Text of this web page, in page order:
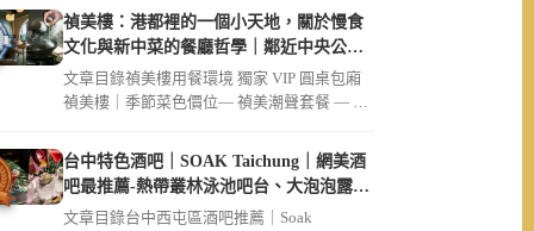
文章整理事事如意四人套餐＄3168的必點菜
色、個人小辦桌Ａ／Ｂ／Ｃ套餐點法，還有為
什麼親子跟長輩都愛來、交通停車、訂位資
訊，衛武營聚餐通通都適合。
禎美樓：港都裡的一個小天地，關於慢食
文化與新中菜的餐廳哲學｜鄰近中央公
園、大同醫院
文章目錄禎美樓用餐環境 獨家 VIP 圓桌包廂
禎美樓｜季節菜色價位— 禎美潮聲套餐 — 迎
台中特色酒吧｜SOAK Taichung｜網美酒
吧最推薦-熱帶叢林泳池吧台、大泡泡露天
草皮座位區
文章目錄台中西屯區酒吧推薦｜Soak